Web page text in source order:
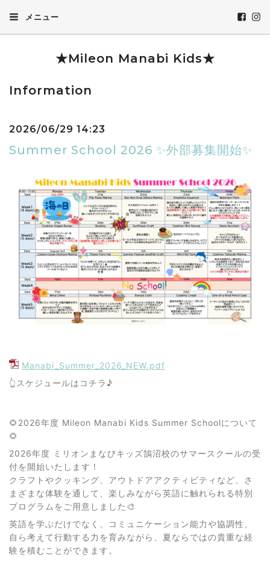
メニュー
★Mileon Manabi Kids★
Information
2026/06/29 14:23
Summer School 2026 ✨外部募集開始✨
Manabi_Summer_2026_NEW.pdf
👆スケジュールはコチラ♪
🌻2026年度 Mileon Manabi Kids Summer Schoolについて
🌻
2026年度 ミリオンまなびキッズ鵠沼校のサマースクールの受
付を開始いたします！
クラフトやクッキング、アウトドアアクティビティなど、さ
まざまな体験を通して、楽しみながら英語に触れられる特別
プログラムをご用意しました🎨
英語を学ぶだけでなく、コミュニケーション能力や協調性、
自ら考えて行動する力を育みながら、夏ならではの貴重な経
験を積むことができます。